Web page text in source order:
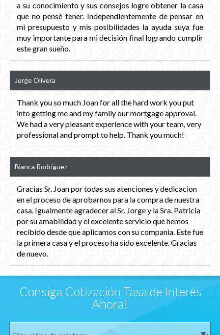
a su conocimiento y sus consejos logre obtener la casa
que no pensé tener. Independientemente de pensar en
mi presupuesto y mis posibilidades la ayuda suya fue
muy importante para mi decisión final logrando cumplir
este gran sueño.
Jorge Olivera
Thank you so much Joan for all the hard work you put
into getting me and my family our mortgage approval.
We had a very pleasant experience with your team, very
professional and prompt to help. Thank you much!
Blanca Rodriguez
Gracias Sr. Joan por todas sus atenciones y dedicacion
en el proceso de aprobarnos para la compra de nuestra
casa. Igualmente agradecer al Sr. Jorge y la Sra. Patricia
por su amabilidad y el excelente servicio que hemos
recibido desde que aplicamos con su compania. Este fue
la primera casa y el proceso ha sido excelente. Gracias
de nuevo.
Consiga Cotización Tasa de Interés
Ahora!